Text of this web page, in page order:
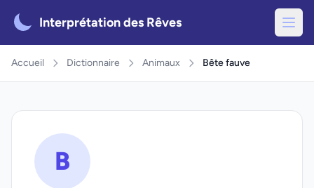
Interprétation des Rêves
Accueil Dictionnaire Animaux Bête fauve
B